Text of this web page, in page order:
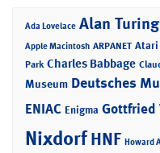
Ada Lovelace Alan Turing
Apple Macintosh ARPANET Atari
Park Charles Babbage
Museum Deutsches
ENIAC Enigma Gottfried
NixdorfHNF Howard